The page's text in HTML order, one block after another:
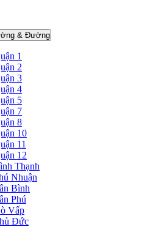
& Đường
1
2
3
4
5
7
8
10
11
12
Thạnh
Nhuận
Bình
Phú
Vấp
Đức